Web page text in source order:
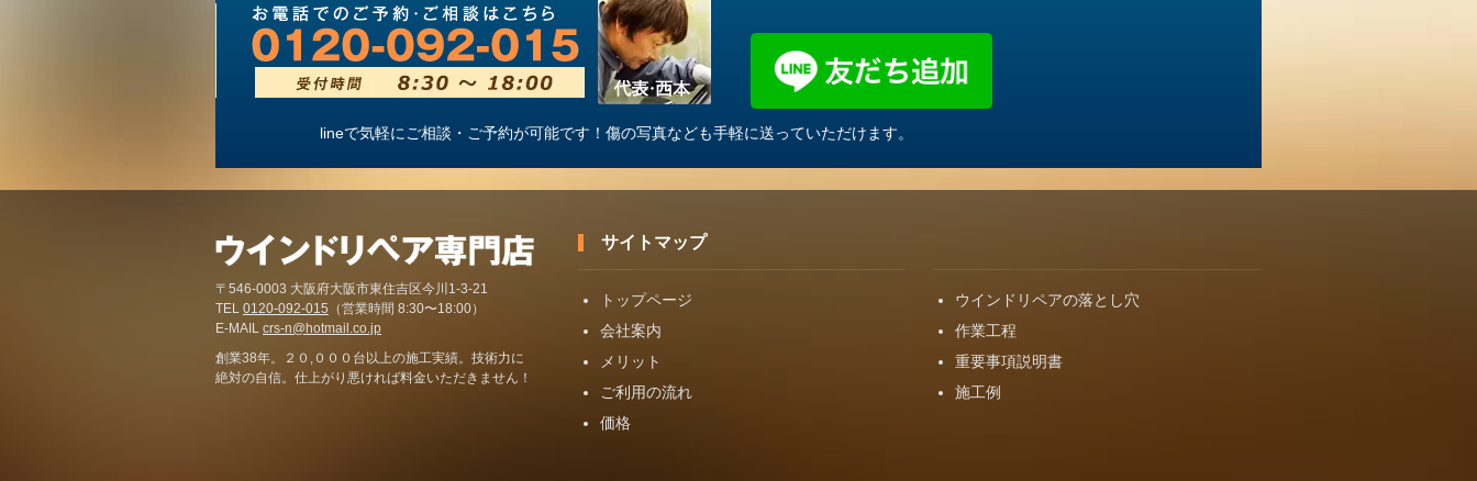
lineで気軽にご相談・ご予約が可能です！傷の写真なども手軽に送っていただけます。
〒546-0003 大阪府大阪市東住吉区今川1-3-21
TEL 0120-092-015 （営業時間 8:30〜18:00）
E-MAIL crs-n@hotmail.co.jp
創業38年。２０,０００台以上の施工実績。技術力に
絶対の自信。仕上がり悪ければ料金いただきません！
サイトマップ
トップページ
会社案内
メリット
ご利用の流れ
価格
ウインドリペアの落とし穴
作業工程
重要事項説明書
施工例